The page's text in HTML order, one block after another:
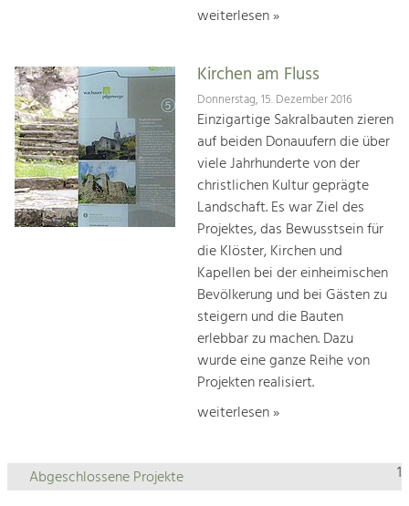
weiterlesen »
Kirchen am Fluss
Donnerstag, 15. Dezember 2016
Einzigartige Sakralbauten zieren
auf beiden Donauufern die über
viele Jahrhunderte von der
christlichen Kultur geprägte
Landschaft. Es war Ziel des
Projektes, das Bewusstsein für
die Klöster, Kirchen und
Kapellen bei der einheimischen
Bevölkerung und bei Gästen zu
steigern und die Bauten
erlebbar zu machen. Dazu
wurde eine ganze Reihe von
Projekten realisiert.
weiterlesen »
1
Abgeschlossene Projekte